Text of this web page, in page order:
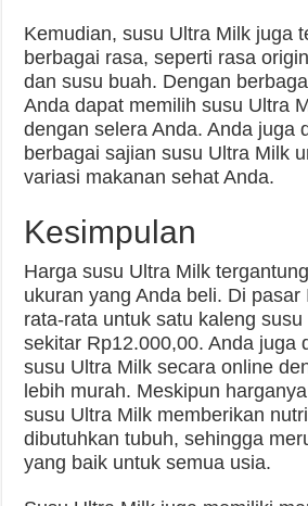
Kemudian, susu Ultra Milk juga
berbagai rasa, seperti rasa
dan susu buah. Dengan
Anda dapat memilih susu Ultra
dengan selera Anda. Anda juga
berbagai sajian susu Ultra Milk
variasi makanan sehat Anda.
Kesimpulan
Harga susu Ultra Milk
ukuran yang Anda beli. Di pasar
rata-rata untuk satu kaleng
sekitar Rp12.000,00. Anda juga
susu Ultra Milk secara online
lebih murah. Meskipun
susu Ultra Milk memberikan
dibutuhkan tubuh, sehingga
yang baik untuk semua usia.